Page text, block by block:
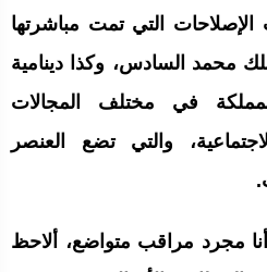
التي تمت مباشرتها
محمد السادس، وكذا دينامية
في مختلف المجالات
والتي تضع العنصر
مجرد مراقب متواضع، ألاحظ